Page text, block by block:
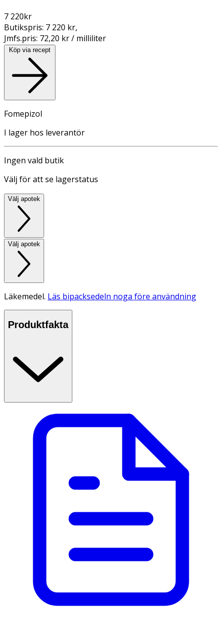
7 220kr
Butikspris: 7 220 kr,
Jmfs.pris: 72,20 kr / milliliter
Köp via recept
Fomepizol
I lager hos leverantör
Ingen vald butik
Välj för att se lagerstatus
Välj apotek
Välj apotek
Läkemedel. Läs bipacksedeln noga före användning
Produktfakta